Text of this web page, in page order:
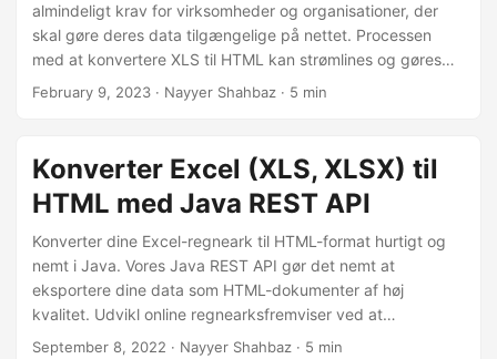
almindeligt krav for virksomheder og organisationer, der
skal gøre deres data tilgængelige på nettet. Processen
med at konvertere XLS til HTML kan strømlines og gøres
mere effektiv ved at bruge C# .NET. I denne artikel lærer
.NET. Uanset om du ønsker at udgive dine data online,
gøre dem mere tilgængelige eller blot ønsker at drage
fordel af fordelene ved HTML-tabeller, er denne artikel en
February 9, 2023 · Nayyer Shahbaz · 5 min
Konverter Excel (XLS, XLSX) til
HTML med Java REST API
Konverter dine Excel-regneark til HTML-format hurtigt og
nemt i Java. Vores Java REST API gør det nemt at
eksportere dine data som HTML-dokumenter af høj
kvalitet. Udvikl online regnearksfremviser ved at
eksportere Excel til HTML.
September 8, 2022 · Nayyer Shahbaz · 5 min